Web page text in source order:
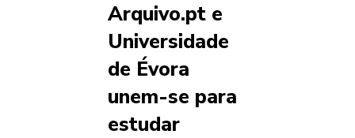
Arquivo.pt e
Universidade
de Évora
unem-se para
estudar